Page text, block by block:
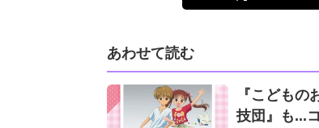
あわせて読む
『こども
技団』も...